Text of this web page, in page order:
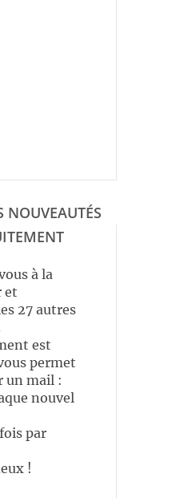
NOUVEAUTÉS
à la
et
27 autres
est
permet
un mail :
nouvel
par
!